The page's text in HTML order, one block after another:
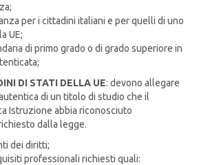
per i cittadini italiani e per quelli di uno
UE;
di primo grado o di grado superiore in
DI STATI DELLA UE: devono allegare
di un titolo di studio che il
Istruzione abbia riconosciuto
dalla legge.
dei diritti;
professionali richiesti quali: